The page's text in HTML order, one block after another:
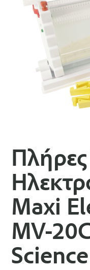
Maxi
MV-
Science